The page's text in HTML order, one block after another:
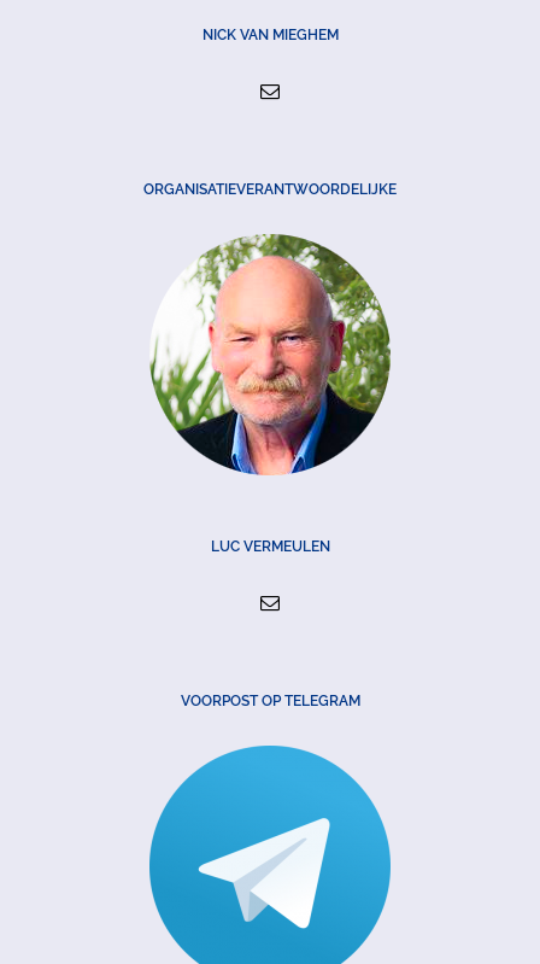
NICK VAN MIEGHEM
ORGANISATIEVERANTWOORDELIJKE
LUC VERMEULEN
VOORPOST OP TELEGRAM